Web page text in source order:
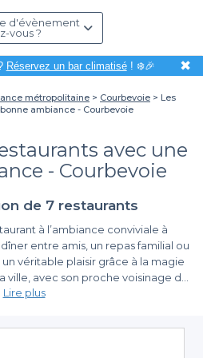
d'évènement
vous ?
Réservez un bar climatisé! ❄️🎉 ✖
métropolitaine Courbevoie
Les
ambiance - Courbevoie
avec une
- Courbevoie
de 7 restaurants
à l’ambiance conviviale à
entre amis, un repas familial ou
véritable plaisir grâce à la magie
ville, avec son proche voisinage de
offre un cadre parfait
chaleureuse.
pour tous les goûts
proposons une large sélection de
Lire plus